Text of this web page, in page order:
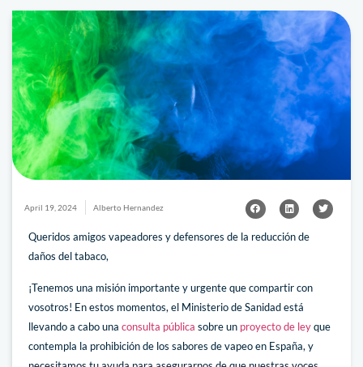
April 19, 2024 Alberto Hernandez
Queridos amigos vapeadores y defensores de la reducción de
daños del tabaco,
¡Tenemos una misión importante y urgente que compartir con
vosotros! En estos momentos, el Ministerio de Sanidad está
llevando a cabo una consulta pública sobre un proyecto de leyque
contempla la prohibición de los sabores de vapeo en España, y